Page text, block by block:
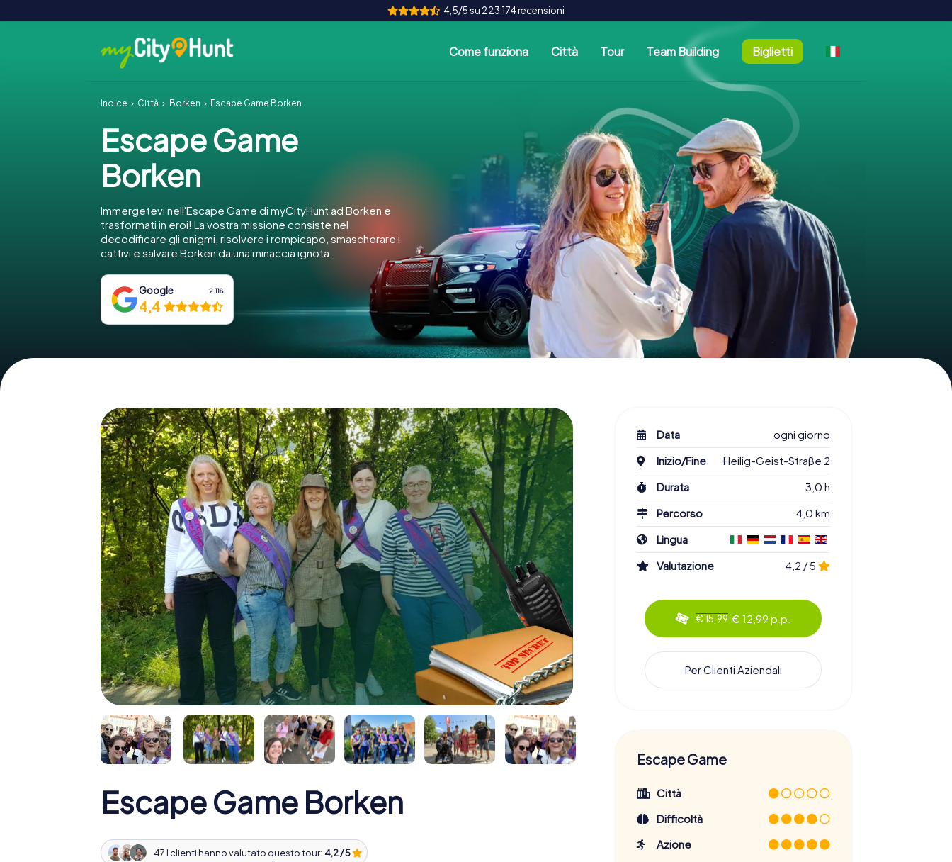
4,5/5 su 223.174 recensioni
Come funziona Città Tour Team Building Biglietti
Indice Città Borken Escape Game Borken
Escape Game
Borken
Immergetevi nell'Escape Game di myCityHunt ad Borken e
trasformati in eroi! La vostra missione consiste nel
decodificare gli enigmi, risolvere i rompicapo, smascherare i
cattivi e salvare Borken da una minaccia ignota.
Google 2.118
4,4
Escape Game Borken
47 I clienti hanno valutato questo tour: 4,2 / 5
Data
ogni giorno
Inizio/Fine
Heilig-Geist-Straße 2
Durata
3,0 h
Percorso
4,0 km
Lingua
Valutazione
4,2 / 5
€ 15,99 € 12,99 p.p.
Per Clienti Aziendali
Escape Game
Città
Difficoltà
Azione